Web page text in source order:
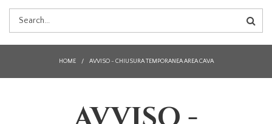
FORM
HOME / AVVISO - CHIUSURA TEMPORANEA AREA CAVA